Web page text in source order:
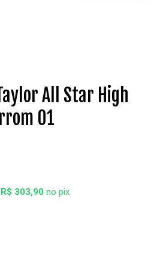
All Star High
01
R$ 303,90no pix